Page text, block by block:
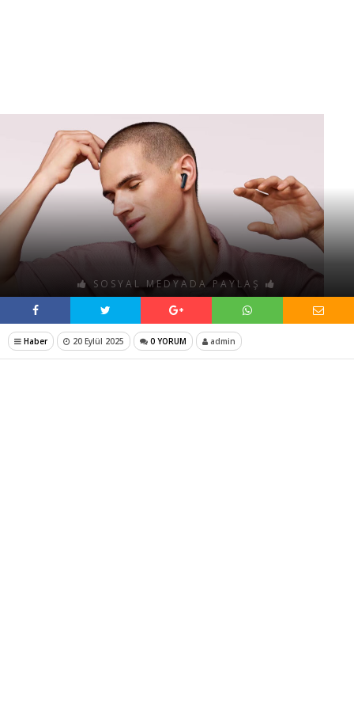
SOSYAL MEDYADA PAYLAŞ
Haber 20 Eylül 2025 0 YORUM admin